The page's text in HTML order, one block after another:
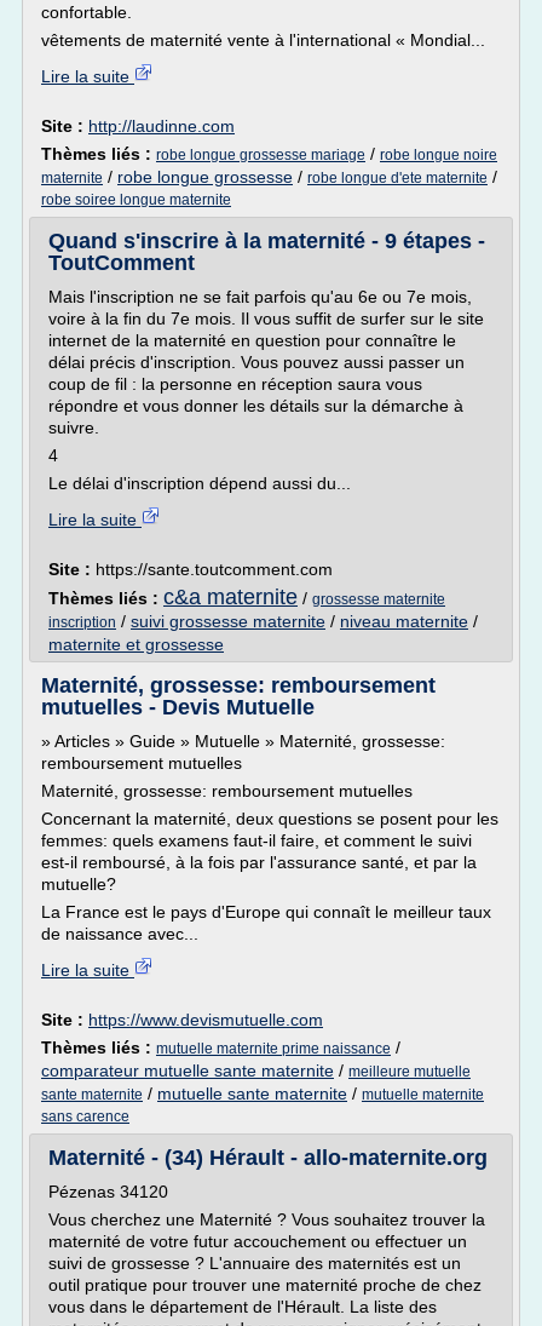
confortable.
vêtements de maternité vente à l'international « Mondial...
Lire la suite
Site : http://laudinne.com
Thèmes liés : robe longue grossesse mariage / robe longue noire
maternite / robe longue grossesse / robe longue d'ete maternite /
robe soiree longue maternite
Quand s'inscrire à la maternité - 9 étapes -
ToutComment
Mais l'inscription ne se fait parfois qu'au 6e ou 7e mois,
voire à la fin du 7e mois. Il vous suffit de surfer sur le site
internet de la maternité en question pour connaître le
délai précis d'inscription. Vous pouvez aussi passer un
coup de fil : la personne en réception saura vous
répondre et vous donner les détails sur la démarche à
suivre.
4
Le délai d'inscription dépend aussi du...
Lire la suite
Site : https://sante.toutcomment.com
Thèmes liés : c&a maternite / grossesse maternite
inscription / suivi grossesse maternite / niveau maternite /
maternite et grossesse
Maternité, grossesse: remboursement
mutuelles - Devis Mutuelle
» Articles » Guide » Mutuelle » Maternité, grossesse:
remboursement mutuelles
Maternité, grossesse: remboursement mutuelles
Concernant la maternité, deux questions se posent pour les
femmes: quels examens faut-il faire, et comment le suivi
est-il remboursé, à la fois par l'assurance santé, et par la
mutuelle?
La France est le pays d'Europe qui connaît le meilleur taux
de naissance avec...
Lire la suite
Site : https://www.devismutuelle.com
Thèmes liés : mutuelle maternite prime naissance /
comparateur mutuelle sante maternite / meilleure mutuelle
sante maternite / mutuelle sante maternite / mutuelle maternite
sans carence
Maternité - (34) Hérault - allo-maternite.org
Pézenas 34120
Vous cherchez une Maternité ? Vous souhaitez trouver la
maternité de votre futur accouchement ou effectuer un
suivi de grossesse ? L'annuaire des maternités est un
outil pratique pour trouver une maternité proche de chez
vous dans le département de l'Hérault. La liste des